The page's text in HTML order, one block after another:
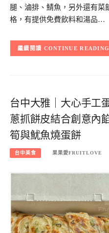
腿、滷排、鯖魚，另外還有菜
格，有提供免費飲料和湯品…
CONTINUE READING
台中大雅｜大心手工
蔥抓餅皮結合創意內
筍與魷魚燒蛋餅
台中美食 果果愛FRUITLOVE